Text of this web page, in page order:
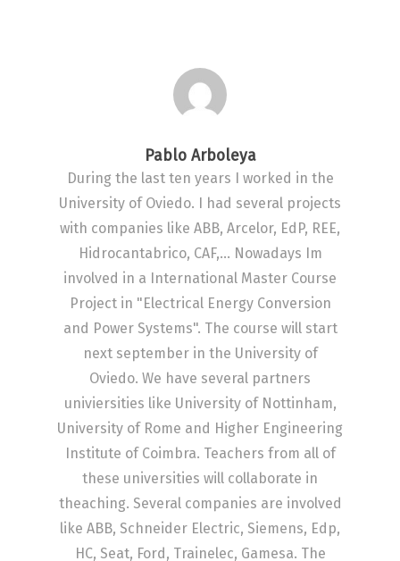
Pablo Arboleya
During the last ten years I worked in the
University of Oviedo. I had several projects
with companies like ABB, Arcelor, EdP, REE,
Hidrocantabrico, CAF,... Nowadays Im
involved in a International Master Course
Project in "Electrical Energy Conversion
and Power Systems". The course will start
next september in the University of
Oviedo. We have several partners
univiersities like University of Nottinham,
University of Rome and Higher Engineering
Institute of Coimbra. Teachers from all of
these universities will collaborate in
theaching. Several companies are involved
like ABB, Schneider Electric, Siemens, Edp,
HC, Seat, Ford, Trainelec, Gamesa. The